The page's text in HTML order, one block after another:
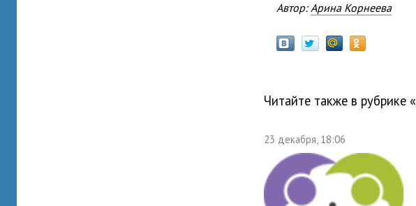
Автор:Арина Корнеева
Читайте также в рубрике «
23 декабря, 18:06